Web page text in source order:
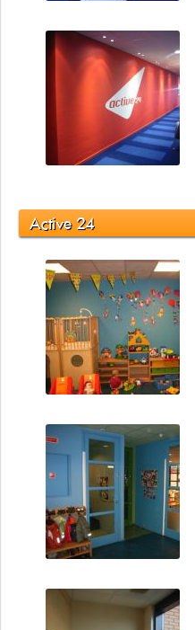
Active 24